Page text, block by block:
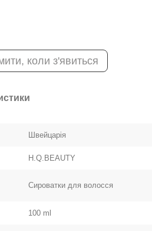
коли з'явиться
Швейцарія
H.Q.BEAUTY
Сироватки для волосся
100 ml